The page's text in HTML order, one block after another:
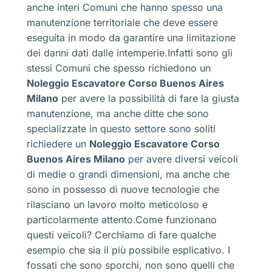
anche interi Comuni che hanno spesso una
manutenzione territoriale che deve essere
eseguita in modo da garantire una limitazione
dei danni dati dalle intemperie.Infatti sono gli
stessi Comuni che spesso richiedono un
Noleggio Escavatore Corso Buenos Aires
Milano per avere la possibilità di fare la giusta
manutenzione, ma anche ditte che sono
specializzate in questo settore sono soliti
richiedere un Noleggio Escavatore Corso
Buenos Aires Milano per avere diversi veicoli
di medie o grandi dimensioni, ma anche che
sono in possesso di nuove tecnologie che
rilasciano un lavoro molto meticoloso e
particolarmente attento.Come funzionano
questi veicoli? Cerchiamo di fare qualche
esempio che sia il più possibile esplicativo. I
fossati che sono sporchi, non sono quelli che